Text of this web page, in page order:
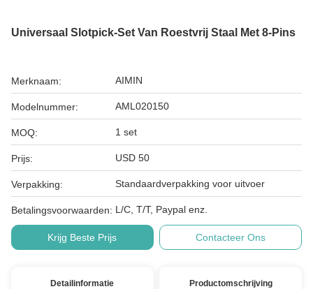
Universaal Slotpick-Set Van Roestvrij Staal Met 8-Pins
Merknaam: AIMIN
Modelnummer: AML020150
MOQ: 1 set
Prijs: USD 50
Verpakking: Standaardverpakking voor uitvoer
Betalingsvoorwaarden: L/C, T/T, Paypal enz.
Krijg Beste Prijs Contacteer Ons
Detailinformatie Productomschrijving